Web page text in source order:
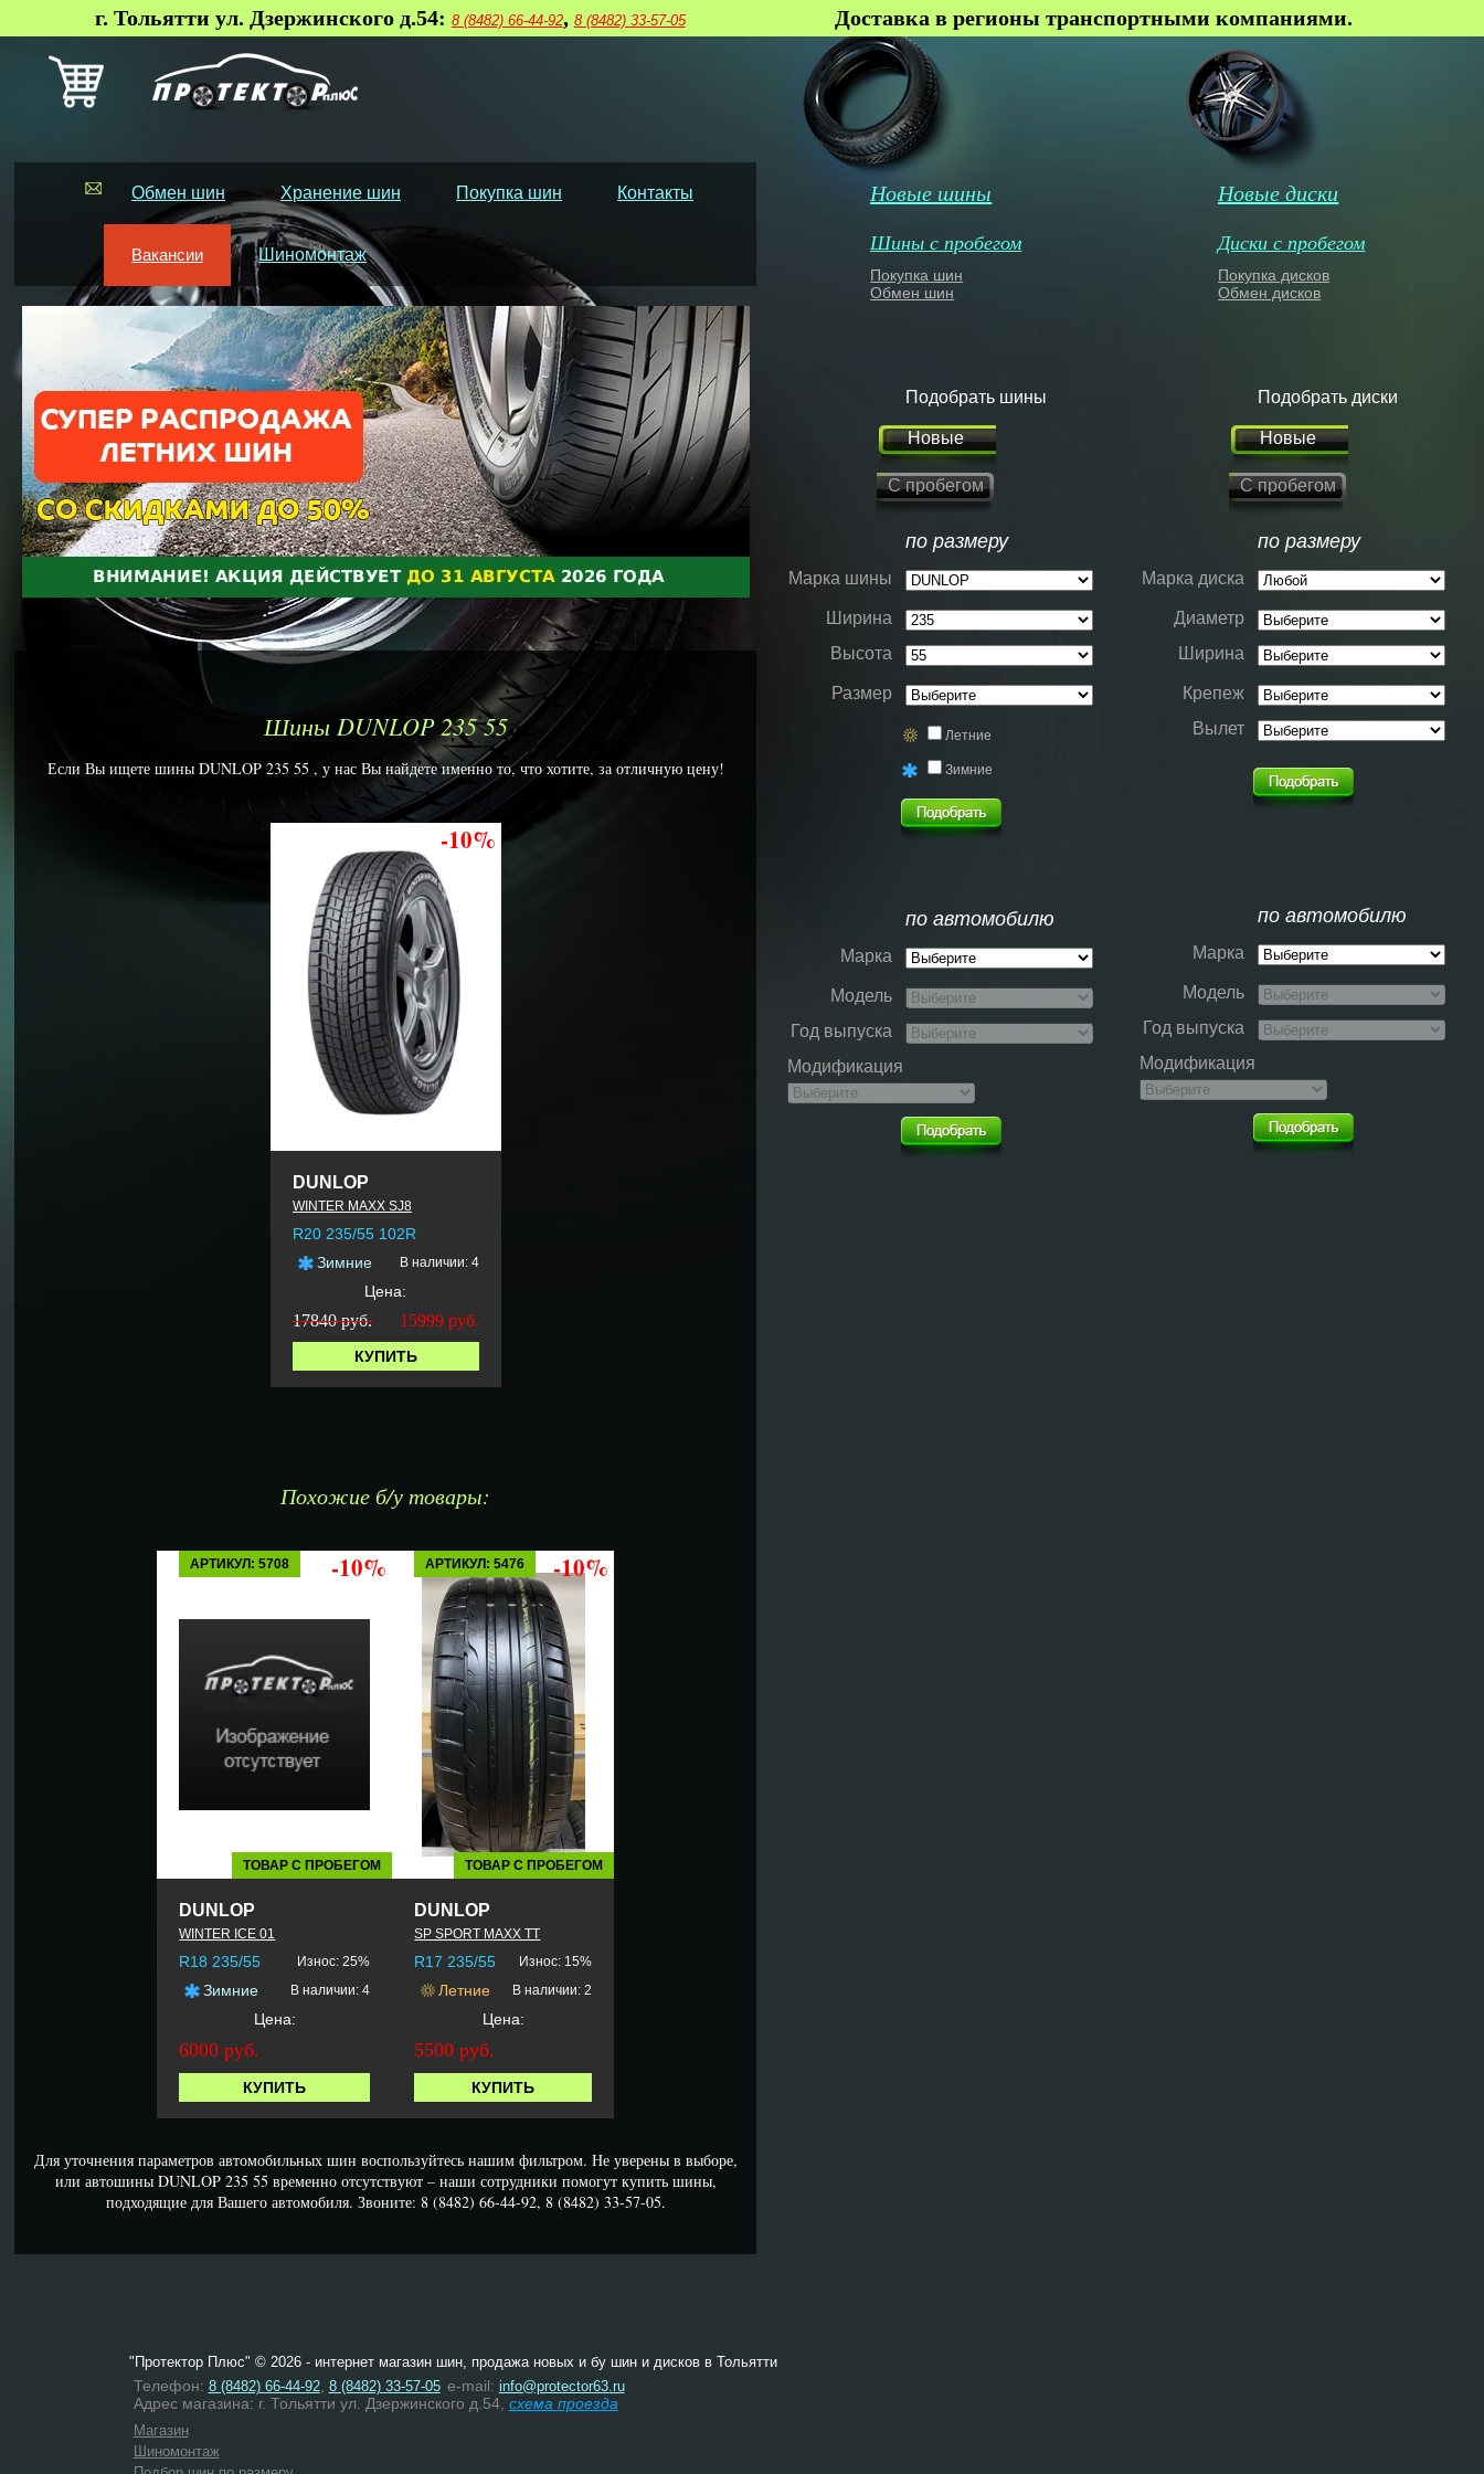
г. Тольятти ул. Дзержинского д.54: 8 (8482) 66-44-92, 8 (8482) 33-57-05 Доставка в регионы транспортными компаниями.
Обмен шин Хранение шин Покупка шин Контакты
Вакансии Шиномонтаж
Шины DUNLOP 235 55
Если Вы ищете шины DUNLOP 235 55 , у нас Вы найдете именно то, что хотите, за отличную цену!
-10%
DUNLOP
WINTER MAXX SJ8
R20 235/55 102R
Зимние
В наличии: 4
Цена:
17840 руб. 15999 руб.
КУПИТЬ
Похожие б/у товары:
АРТИКУЛ: 5708 -10%
ТОВАР С ПРОБЕГОМ
DUNLOP
WINTER ICE 01
R18 235/55 Износ: 25%
Зимние В наличии: 4
Цена:
6000 руб.
КУПИТЬ
АРТИКУЛ: 5476 -10%
ТОВАР С ПРОБЕГОМ
DUNLOP
SP SPORT MAXX TT
R17 235/55 Износ: 15%
Летние В наличии: 2
Цена:
5500 руб.
КУПИТЬ
Для уточнения параметров автомобильных шин воспользуйтесь нашим фильтром. Не уверены в выборе,
или автошины DUNLOP 235 55 временно отсутствуют – наши сотрудники помогут купить шины,
подходящие для Вашего автомобиля. Звоните: 8 (8482) 66-44-92, 8 (8482) 33-57-05.
Новые шины
Шины с пробегом
Покупка шин
Обмен шин
Новые диски
Диски с пробегом
Покупка дисков
Обмен дисков
Подобрать шины
Новые
С пробегом
по размеру
Марка шины
Ширина
Высота
Размер
Летние
Зимние
по автомобилю
Марка
Модель
Год выпуска
Модификация
Подобрать диски
Новые
С пробегом
по размеру
Марка диска
Диаметр
Ширина
Крепеж
Вылет
по автомобилю
Марка
Модель
Год выпуска
Модификация
"Протектор Плюс" © 2026 - интернет магазин шин, продажа новых и бу шин и дисков в Тольятти
Телефон: 8 (8482) 66-44-92, 8 (8482) 33-57-05 e-mail: info@protector63.ru
Адрес магазина: г. Тольятти ул. Дзержинского д.54, схема проезда
Магазин
Шиномонтаж